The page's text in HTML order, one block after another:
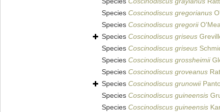
Species Coscinodiscus gregorianus
Species Coscinodiscus gregorii
Species Coscinodiscus griseus
Species Coscinodiscus griseus
Species Coscinodiscus grossheimii
Species Coscinodiscus groveanus
Species Coscinodiscus grunowii
Species Coscinodiscus guineensis
Species Coscinodiscus guineensis